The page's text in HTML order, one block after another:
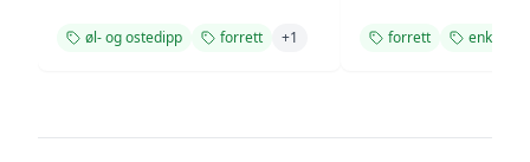
øl- og ostedipp forrett +1 forrett enkel